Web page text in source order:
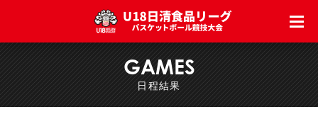
GAMES
日程結果